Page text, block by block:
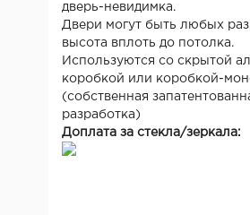
дверь-невидимка.
Двери могут быть любых
высота вплоть до потолка.
Используются со скрытой
коробкой или коробкой-
(собственная
разработка)
Доплата за стекла/зеркала: